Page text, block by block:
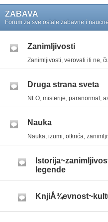
ZABAVA
Forum za sve ostale zabavne i
Zanimljivosti
Zanimljivosti, verovali ili ne,
Druga strana sveta
NLO, misterije, paranormal,
Nauka
Nauka, izumi, otkrića,
legende